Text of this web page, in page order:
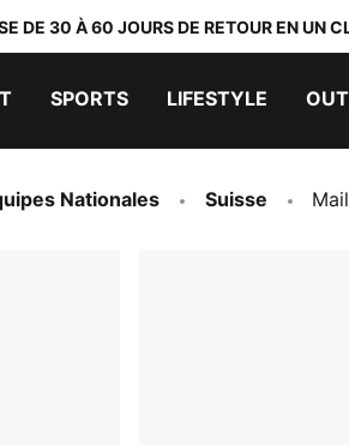
DE 30 À 60 JOURS DE RETOUR EN UN
SPORTS LIFESTYLE
Nationales Suisse